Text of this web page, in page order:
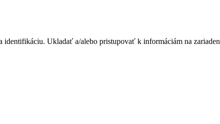
Ukladať a/alebo pristupovať k informáciám na